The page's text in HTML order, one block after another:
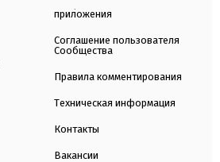
приложения
Соглашение пользователя
Сообщества
Правила комментирования
Техническая информация
Контакты
Вакансии